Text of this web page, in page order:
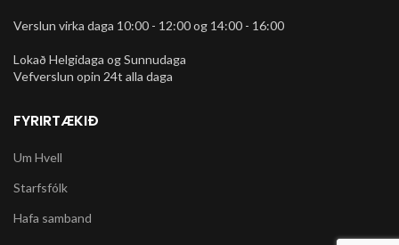
Verslun virka daga 10:00 - 12:00 og 14:00 - 16:00
Lokað Helgidaga og Sunnudaga
Vefverslun opin 24t alla daga
FYRIRTÆKIÐ
Um Hvell
Starfsfólk
Hafa samband